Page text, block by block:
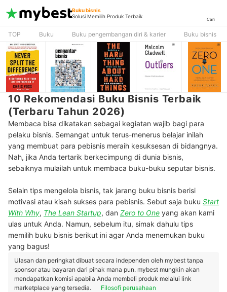
Buku bisnis
Solusi Memilih Produk Terbaik
Cari
TOP Buku Buku pengembangan diri & karier Buku bisnis
10 Rekomendasi Buku Bisnis Terbaik
(Terbaru Tahun 2026)
Membaca bisa dikatakan sebagai kegiatan wajib bagi para
pelaku bisnis. Semangat untuk terus-menerus belajar inilah
yang membuat para pebisnis meraih kesuksesan di bidangnya.
Nah, jika Anda tertarik berkecimpung di dunia bisnis,
sebaiknya mulailah untuk membaca buku-buku seputar bisnis.
Selain tips mengelola bisnis, tak jarang buku bisnis berisi
motivasi atau kisah sukses para pebisnis. Sebut saja buku Start
With Why, The Lean Startup, dan Zero to One yang akan kami
ulas untuk Anda. Namun, sebelum itu, simak dahulu tips
memilih buku bisnis berikut ini agar Anda menemukan buku
yang bagus!
Ulasan dan peringkat dibuat secara independen oleh mybest tanpa
sponsor atau bayaran dari pihak mana pun. mybest mungkin akan
mendapatkan komisi apabila Anda membeli produk melalui link
marketplace yang tersedia.
Filosofi perusahaan